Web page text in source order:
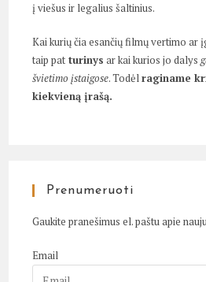
į viešus ir legalius šaltinius.
Kai kurių čia esančių filmų vertimo ar
taip pat turinys ar kai kurios jo dalys
švietimo įstaigose. Todėlraginame
kiekvieną įrašą.
Prenumeruoti
Gaukite pranešimus el. paštu apie
Email